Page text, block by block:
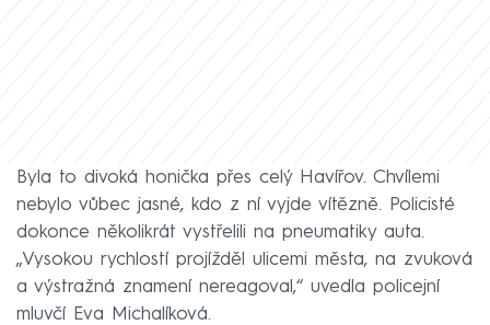
Byla to divoká honička přes celý Havířov. Chvílemi
nebylo vůbec jasné, kdo z ní vyjde vítězně. Policisté
dokonce několikrát vystřelili na pneumatiky auta.
„Vysokou rychlostí projížděl ulicemi města, na zvuková
a výstražná znamení nereagoval,“ uvedla policejní
mluvčí Eva Michalíková.